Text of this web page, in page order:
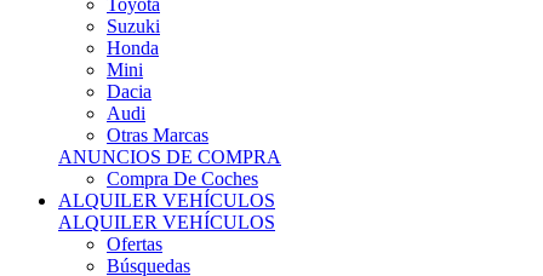
Toyota
Suzuki
Honda
Mini
Dacia
Audi
Otras Marcas
ANUNCIOS DE COMPRA
Compra De Coches
ALQUILER VEHÍCULOS
ALQUILER VEHÍCULOS
Ofertas
Búsquedas